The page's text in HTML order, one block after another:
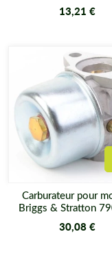
13,21 €
Carburateur pour
Briggs & Stratton
30,08 €